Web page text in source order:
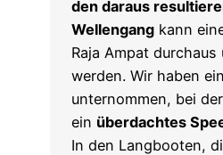
den daraus
Wellengang kann
Raja Ampat durchaus
werden. Wir haben
unternommen, bei
ein überdachtes
In den Langbooten,